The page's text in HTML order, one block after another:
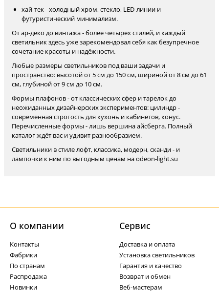
хай-тек - холодный хром, стекло, LED-линии и
футуристический минимализм.
От ар-деко до винтажа - более четырех стилей, и каждый
светильник здесь уже зарекомендовал себя как безупречное
сочетание красоты и надёжности.
Любые размеры светильников под ваши задачи и
пространство: высотой от 5 см до 150 см, шириной от 8 см до 61
см, глубиной от 9 см до 10 см.
Формы плафонов - от классических сфер и тарелок до
неожиданных дизайнерских экспериментов: цилиндр -
современная строгость для кухонь и кабинетов, конус.
Перечисленные формы - лишь вершина айсберга. Полный
каталог ждёт вас и удивит разнообразием.
Светильники в стиле лофт, классика, модерн, сканди - и
лампочки к ним по выгодным ценам на odeon-light.su
О компании
Контакты
Фабрики
По странам
Распродажа
Новинки
Cервис
Доставка и оплата
Установка светильников
Гарантия и качество
Возврат и обмен
Веб-мастерам